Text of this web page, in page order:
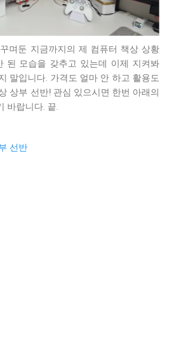
며둔 지금까지의 제 컴퓨터 책상 상황
된 모습을 갖추고 있는데 이제 지켜봐
말입니다. 가격도 얼마 안 하고 활용도
상부 선반! 관심 있으시면 한번 아래의
바랍니다. 끝.
선반